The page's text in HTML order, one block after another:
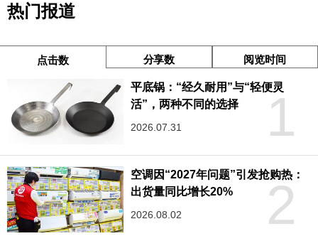
热门报道
点击数 分享数 阅览时间
1
平底锅：“经久耐用”与“轻便灵
活”，两种不同的选择
2026.07.31
2
空调因“2027年问题”引发抢购热：
出货量同比增长20%
2026.08.02